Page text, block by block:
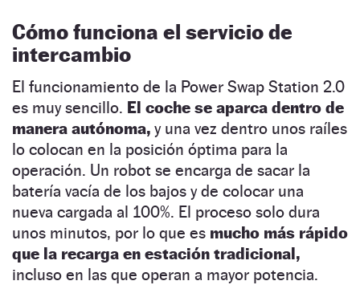
Cómo funciona el servicio de
intercambio
El funcionamiento de la Power Swap Station 2.0
es muy sencillo. El coche se aparca dentro de
manera autónoma, y una vez dentro unos raíles
lo colocan en la posición óptima para la
operación. Un robot se encarga de sacar la
batería vacía de los bajos y de colocar una
nueva cargada al 100%. El proceso solo dura
unos minutos, por lo que es mucho más rápido
que la recarga en estación tradicional,
incluso en las que operan a mayor potencia.